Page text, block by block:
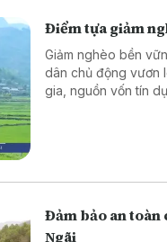
Điểm tựa giảm
Giảm nghèo bền
dân chủ động vươn
gia, nguồn vốn tín
Đảm bảo an toàn
Ngãi